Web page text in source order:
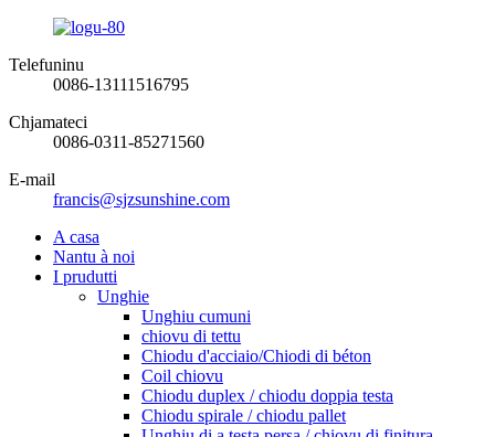
Telefuninu
0086-13111516795
Chjamateci
0086-0311-85271560
E-mail
francis@sjzsunshine.com
A casa
Nantu à noi
I prudutti
Unghie
Unghiu cumuni
chiovu di tettu
Chiodu d'acciaio/Chiodi di béton
Coil chiovu
Chiodu duplex / chiodu doppia testa
Chiodu spirale / chiodu pallet